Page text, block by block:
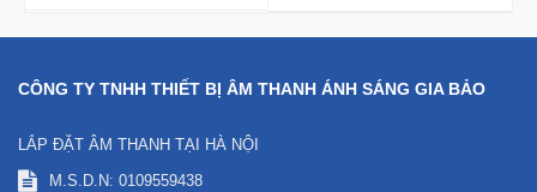
CÔNG TY TNHH THIẾT BỊ ÂM THANH ÁNH SÁNG GIA BẢO
LẮP ĐẶT ÂM THANH TẠI HÀ NỘI
M.S.D.N: 0109559438